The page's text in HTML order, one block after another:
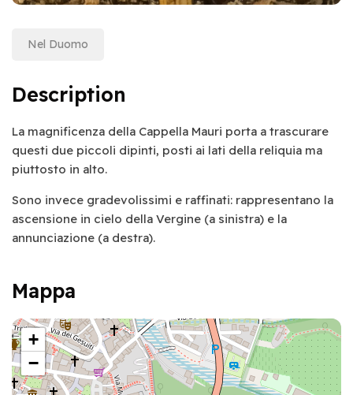
Nel Duomo
Description
La magnificenza della Cappella Mauri porta a trascurare
questi due piccoli dipinti, posti ai lati della reliquia ma
piuttosto in alto.
Sono invece gradevolissimi e raffinati: rappresentano la
ascensione in cielo della Vergine (a sinistra) e la
annunciazione (a destra).
Mappa
+
−